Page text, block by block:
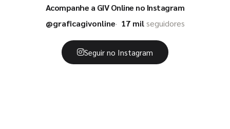
Acompanhe a GIV Online no Instagram
@graficagivonline
17 milseguidores
Seguir no Instagram